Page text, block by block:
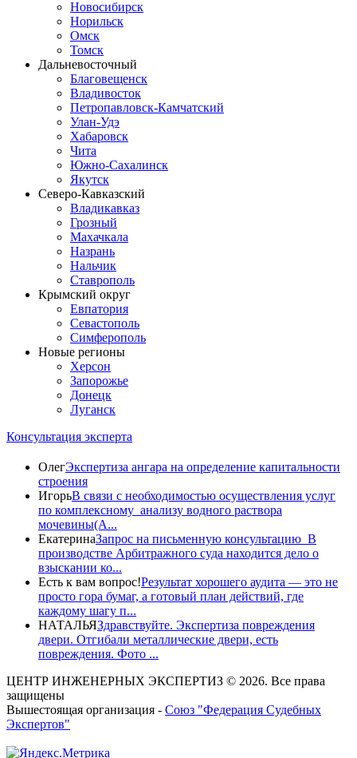
Новосибирск
Норильск
Омск
Томск
Дальневосточный
Благовещенск
Владивосток
Петропавловск-Камчатский
Улан-Удэ
Хабаровск
Чита
Южно-Сахалинск
Якутск
Северо-Кавказский
Владикавказ
Грозный
Махачкала
Назрань
Нальчик
Ставрополь
Крымский округ
Евпатория
Севастополь
Симферополь
Новые регионы
Херсон
Запорожье
Донецк
Луганск
Консультация эксперта
ОлегЭкспертиза ангара на определение капитальности
строения
ИгорьВ связи с необходимостью осуществления услуг
по комплексному анализу водного раствора
мочевины(A...
ЕкатеринаЗапрос на письменную консультацию В
производстве Арбитражного суда находится дело о
взыскании ко...
Есть к вам вопрос!Результат хорошего аудита — это не
просто гора бумаг, а готовый план действий, где
каждому шагу п...
НАТАЛЬЯЗдравствуйте. Экспертиза повреждения
двери. Отгибали металлические двери, есть
повреждения. Фото ...
ЦЕНТР ИНЖЕНЕРНЫХ ЭКСПЕРТИЗ © 2026. Все права
защищены
Вышестоящая организация - Союз "Федерация Судебных
Экспертов"